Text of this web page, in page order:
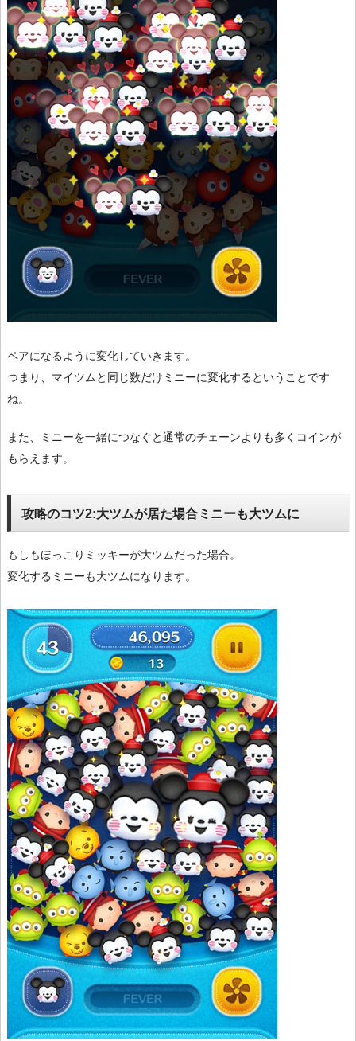
ペアになるように変化していきます。
つまり、マイツムと同じ数だけミニーに変化するということです
ね。
また、ミニーを一緒につなぐと通常のチェーンよりも多くコインが
もらえます。
攻略のコツ2:大ツムが居た場合ミニーも大ツムに
もしもほっこりミッキーが大ツムだった場合。
変化するミニーも大ツムになります。